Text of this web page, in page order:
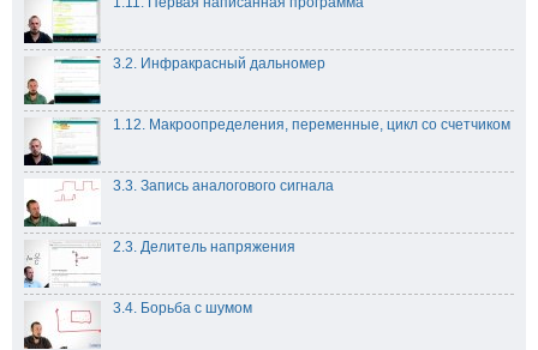
3.2. Инфракрасный дальномер
1.12. Макроопределения, переменные, цикл со счетчиком
3.3. Запись аналогового сигнала
2.3. Делитель напряжения
3.4. Борьба с шумом